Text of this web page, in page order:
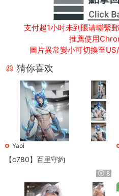
支付超1小时未到賬请聯繫
推薦使用
圖片異常變小可切換至
猜你喜欢
Yaoi
【c780】百里守約
8